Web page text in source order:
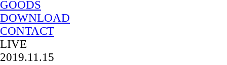
GOODS
DOWNLOAD
CONTACT
LIVE
2019.11.15